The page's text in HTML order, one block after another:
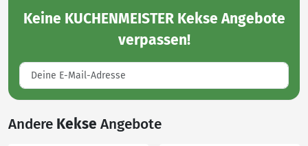
Keine KUCHENMEISTER Kekse Angebote
verpassen!
Andere Kekse Angebote